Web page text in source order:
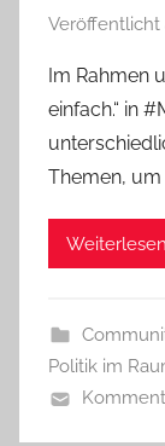
Veröffentlicht
Im Rahmen
einfach.“ in
Themen,
Weiterlesen
Politik im